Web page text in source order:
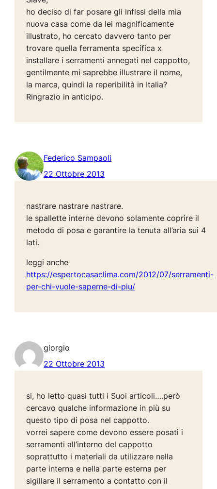
ho deciso di far posare gli infissi della mia
nuova casa come da lei magnificamente
illustrato, ho cercato davvero tanto per
trovare quella ferramenta specifica x
installare i serramenti annegati nel cappotto,
gentilmente mi saprebbe illustrare il nome,
la marca, quindi la reperibilità in Italia?
Ringrazio in anticipo.
Federico Sampaoli
22 Ottobre 2013
nastrare nastrare nastrare.
le spallette interne devono solamente coprire il
metodo di posa e garantire la tenuta all’aria sui 4
lati.
leggi anche
https://espertocasaclima.com/2012/07/serramenti-
per-chi-vuole-saperne-di-piu/
giorgio
22 Ottobre 2013
si, ho letto quasi tutti i Suoi articoli….però
cercavo qualche informazione in più su
questo tipo di posa nel cappotto.
vorrei sapere come devono essere posati i
serramenti all’interno del cappotto
soprattutto i materiali da utilizzare nella
parte interna e nella parte esterna per
sigillare il serramento a contatto con il